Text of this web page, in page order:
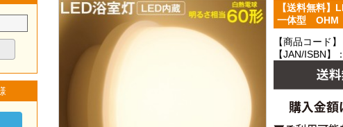
【送料無料
一体型
【商品コード
【JAN/ISBN